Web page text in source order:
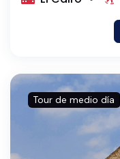
Tour de medio día